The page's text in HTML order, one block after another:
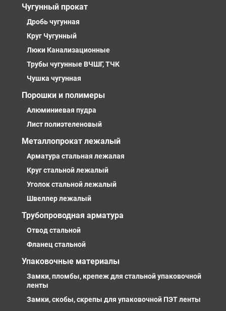
Чугунный прокат
Дробь чугунная
Круг Чугунный
Люки Канализационные
Трубы чугунные ВЧШГ, ТЧК
Чушка чугунная
Порошки и полимеры
Алюминиевая пудра
Лист полиэтеленовый
Металлопрокат лежалый
Арматура стальная лежалая
Круг стальной лежалый
Уголок стальной лежалый
Швеллер лежалый
Трубопроводная арматура
Отвод стальной
Фланец стальной
Упаковочные материалы
Замки, пломбы, крепеж для стальной упаковочной
ленты
Замки, скобы, скрепы для упаковочной ПЭТ ленты